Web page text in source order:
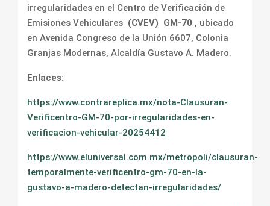
irregularidades en el Centro de Verificación de
Emisiones Vehiculares (CVEV) GM-70 , ubicado
en Avenida Congreso de la Unión 6607, Colonia
Granjas Modernas, Alcaldía Gustavo A. Madero.
Enlaces:
https://www.contrareplica.mx/nota-Clausuran-
Verificentro-GM-70-por-irregularidades-en-
verificacion-vehicular-20254412
https://www.eluniversal.com.mx/metropoli/clausuran-
temporalmente-verificentro-gm-70-en-la-
gustavo-a-madero-detectan-irregularidades/